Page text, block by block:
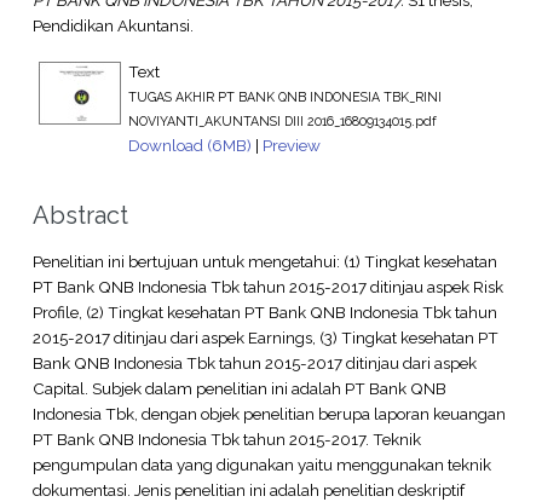
Pendidikan Akuntansi.
Text
TUGAS AKHIR PT BANK QNB INDONESIA TBK_RINI
NOVIYANTI_AKUNTANSI DIII 2016_16809134015.pdf
Download (6MB) | Preview
Abstract
Penelitian ini bertujuan untuk mengetahui: (1) Tingkat kesehatan
PT Bank QNB Indonesia Tbk tahun 2015-2017 ditinjau aspek Risk
Profile, (2) Tingkat kesehatan PT Bank QNB Indonesia Tbk tahun
2015-2017 ditinjau dari aspek Earnings, (3) Tingkat kesehatan PT
Bank QNB Indonesia Tbk tahun 2015-2017 ditinjau dari aspek
Capital. Subjek dalam penelitian ini adalah PT Bank QNB
Indonesia Tbk, dengan objek penelitian berupa laporan keuangan
PT Bank QNB Indonesia Tbk tahun 2015-2017. Teknik
pengumpulan data yang digunakan yaitu menggunakan teknik
dokumentasi. Jenis penelitian ini adalah penelitian deskriptif